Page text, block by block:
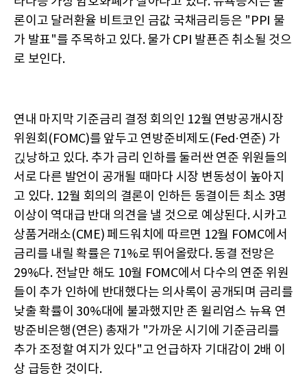
론이고 달러환율 비트코인 금값 국채금리등은 "PPI 물
가 발표"를 주목하고 있다. 물가 CPI 발푠즌 취소될 것으
로 보인다.
연내 마지막 기준금리 결정 회의인 12월 연방공개시장
위원회(FOMC)를 앞두고 연방준비제도(Fed·연준) 가
긵낭하고 있다. 추가 금리 인하를 둘러싼 연준 위원들의
서로 다른 발언이 공개될 때마다 시장 변동성이 높아지
고 있다. 12월 회의의 결론이 인하든 동결이든 최소 3명
이상이 역대급 반대 의견을 낼 것으로 예상된다. 시카고
상품거래소(CME) 페드워치에 따르면 12월 FOMC에서
금리를 내릴 확률은 71%로 뛰어올랐다. 동결 전망은
29%다. 전날만 해도 10월 FOMC에서 다수의 연준 위원
들이 추가 인하에 반대했다는 의사록이 공개되며 금리를
낮출 확률이 30%대에 불과했지만 존 윌리엄스 뉴욕 연
방준비은행(연은) 총재가 "가까운 시기에 기준금리를
추가 조정할 여지가 있다"고 언급하자 기대감이 2배 이
상 급등한 것이다.